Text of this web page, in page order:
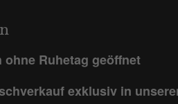
Ruhetag geöffnet
exklusiv in